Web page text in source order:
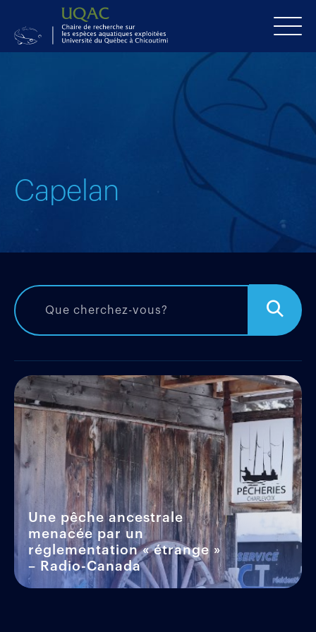
Capelan
Une pêche ancestrale
menacée par un
réglementation « étrange »
– Radio-Canada